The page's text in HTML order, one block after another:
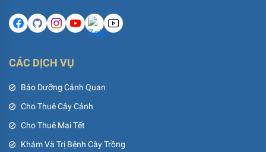
CÁC DỊCH VỤ
Bảo Dưỡng Cảnh Quan
Cho Thuê Cây Cảnh
Cho Thuê Mai Tết
Khám Và Trị Bệnh Cây Trồng